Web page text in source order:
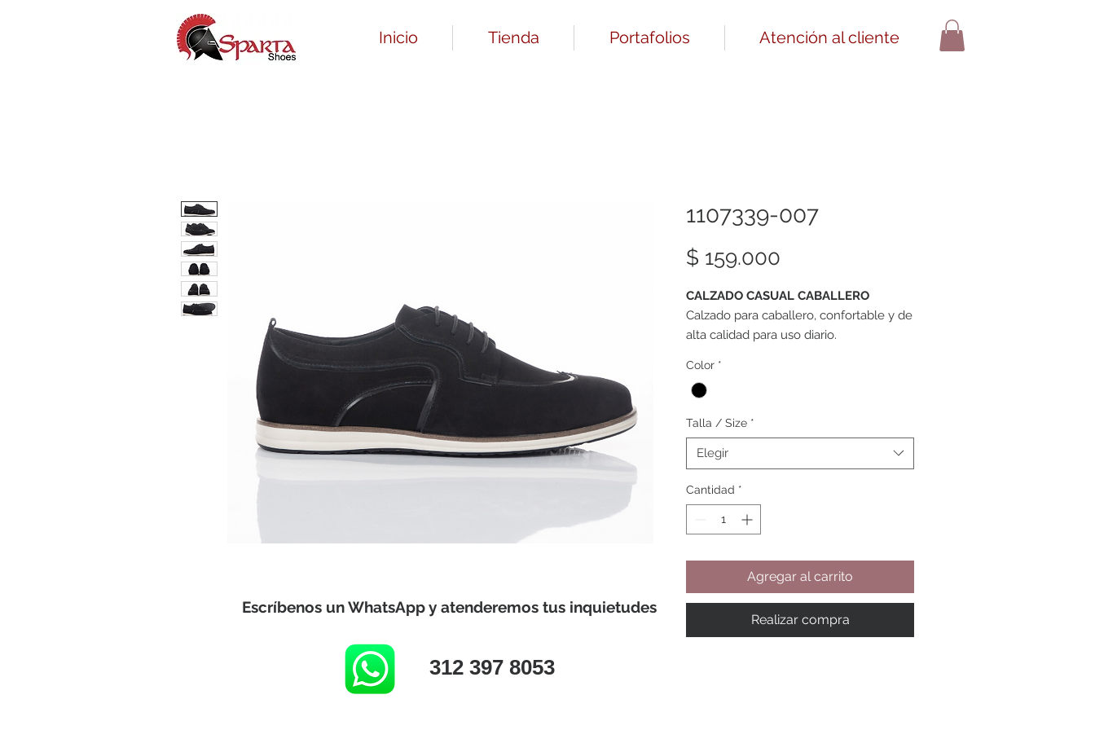
Iniciar sesión
Inicio Tienda Portafolios Atención al cliente
1107339-007
$ 159.000
CALZADO CASUAL CABALLERO
Calzado para caballero, confortable y de
alta calidad para uso diario.
FORRO:
CONTRAFUE
RTE:
Termoplástico de Origen
Color *
Talla / Size *
Elegir
Cantidad *
Agregar al carrito
Realizar compra
Escríbenos un WhatsApp y atenderemos tus inquietudes
312 397 8053